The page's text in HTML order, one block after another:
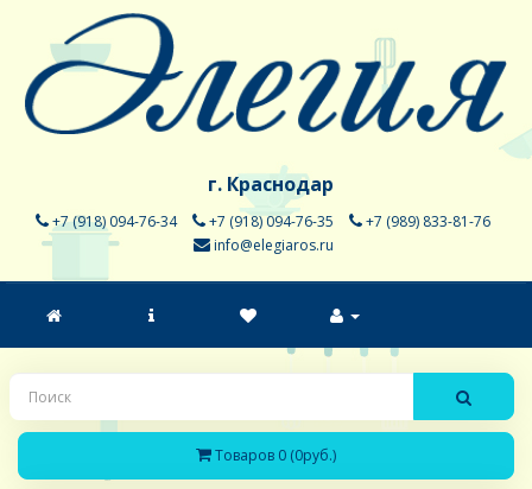
г. Краснодар
+7 (918) 094-76-34 +7 (918) 094-76-35
+7 (989) 833-81-76
info@elegiaros.ru
Товаров 0 (0руб.)